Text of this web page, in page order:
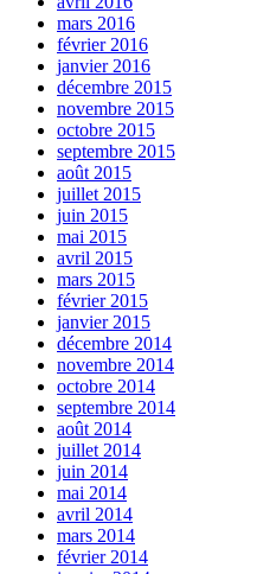
mars 2016
février 2016
janvier 2016
décembre 2015
novembre 2015
octobre 2015
septembre 2015
août 2015
juillet 2015
juin 2015
mai 2015
avril 2015
mars 2015
février 2015
janvier 2015
décembre 2014
novembre 2014
octobre 2014
septembre 2014
août 2014
juillet 2014
juin 2014
mai 2014
avril 2014
mars 2014
février 2014